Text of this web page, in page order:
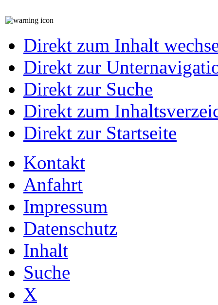
Direkt zum Inhalt
Direkt zur
Direkt zur Suche
Direkt zum
Direkt zur Startseite
Kontakt
Anfahrt
Impressum
Datenschutz
Inhalt
Suche
X